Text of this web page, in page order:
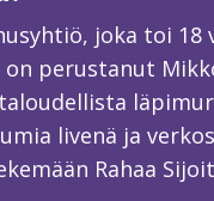
joka toi
on perustanut
taloudellista
livenä ja
Rahaa